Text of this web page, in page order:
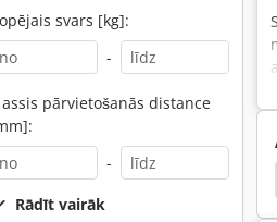
svars [kg]:
-
assis pārvietošanās distance
-
Rādīt vairāk
Stabi Alzmetall Ab